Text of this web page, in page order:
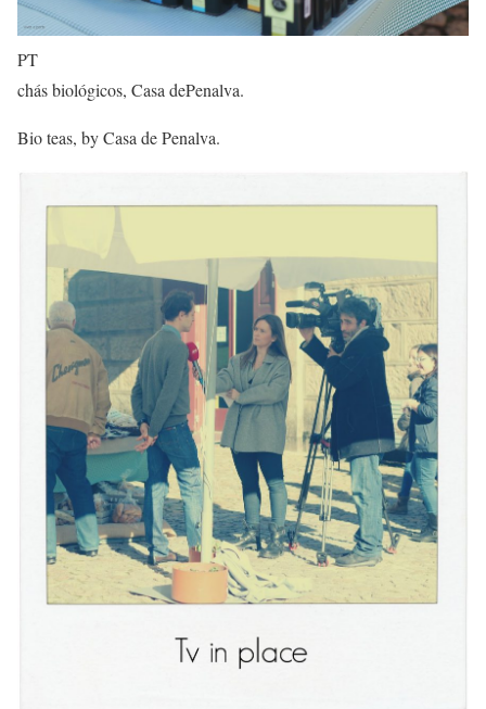
PT
chás biológicos, Casa dePenalva.
Bio teas, by Casa de Penalva.